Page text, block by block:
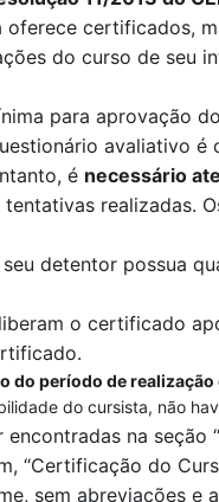
oferece certificados,
do curso de seu
para aprovação
avaliativo é
é necessário
realizadas. O
detentor possua
liberam o certificado
do período de
do cursista, não
na seção
, “Certificação do
sem abreviações